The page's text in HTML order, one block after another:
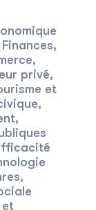
Finances,
,
privé,
et
,
,
et